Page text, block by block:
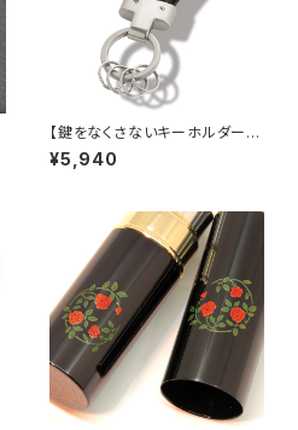
【鍵をなくさないキーホルダー】
Key Clip calf red
¥5,940